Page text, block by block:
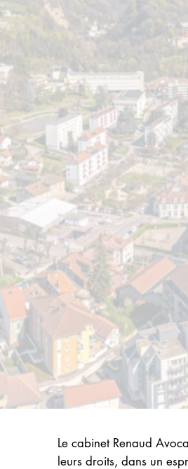
Le cabinet Renaud
leurs droits, dans un